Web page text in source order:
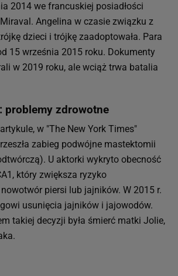
2014 we francuskiej posiadłości
Angelina w czasie związku z
dzieci i trójkę zaadoptowała. Para
15 września 2015 roku. Dokumenty
w 2019 roku, ale wciąż trwa batalia
problemy zdrowotne
w "The New York Times"
zabieg podwójne mastektomii
U aktorki wykryto obecność
który zwiększa ryzyko
piersi lub jajników. W 2015 r.
usunięcia jajników i jajowodów.
takiej decyzji była śmierć matki Jolie,